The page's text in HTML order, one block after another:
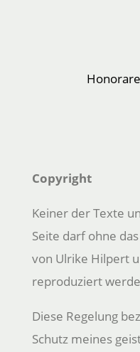
Copyright
Keiner der Texte
Seite darf ohne
von Ulrike Hilpert
reproduziert
Diese Regelung
Schutz meines